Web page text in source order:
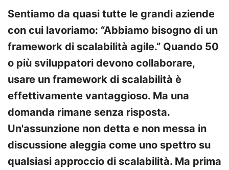
Sentiamo da quasi tutte le grandi aziende
con cui lavoriamo: “Abbiamo bisogno di un
framework di scalabilità agile.” Quando 50
o più sviluppatori devono collaborare,
usare un framework di scalabilità è
effettivamente vantaggioso. Ma una
domanda rimane senza risposta.
Un'assunzione non detta e non messa in
discussione aleggia come uno spettro su
qualsiasi approccio di scalabilità. Ma prima